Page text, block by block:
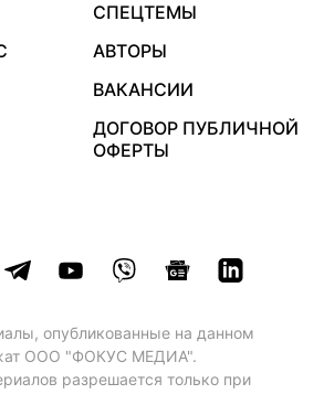
СПЕЦТЕМЫ
АВТОРЫ
ВАКАНСИИ
ДОГОВОР ПУБЛИЧНОЙ
ОФЕРТЫ
опубликованные на данном
ООО "ФОКУС МЕДИА".
разрешается только при